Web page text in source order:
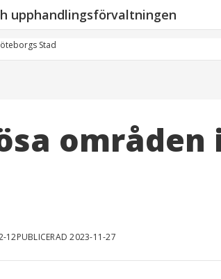
upphandlingsförvaltningen
Stad
områden
12PUBLICERAD 2023-11-27